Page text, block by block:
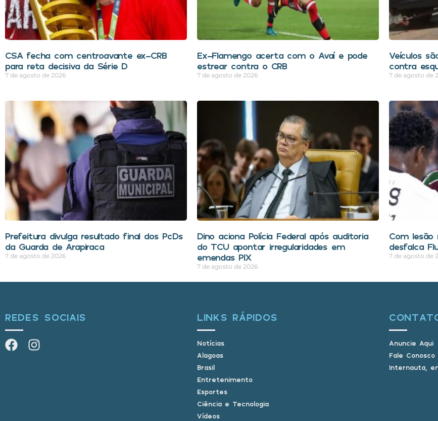
CSA fecha com centroavante ex-CRB
para reta decisiva da Série D
7 de agosto de 2026
Ex-Flamengo acerta com o Avaí e pode
estrear contra o CRB
7 de agosto de 2026
Veículos
contra
7 de agosto de
Prefeitura divulga resultado final dos PcDs
da Guarda de Arapiraca
7 de agosto de 2026
Dino aciona Polícia Federal após auditoria
do TCU apontar irregularidades em
emendas PIX
7 de agosto de 2026
Com lesão
desfalca
7 de agosto de
REDES SOCIAIS LINKS RÁPIDOS
Notícias
Alagoas
Brasil
Entretenimento
Esportes
Ciência e Tecnologia
Vídeos
Anuncie Aqui
Fale Conosco
Internauta,